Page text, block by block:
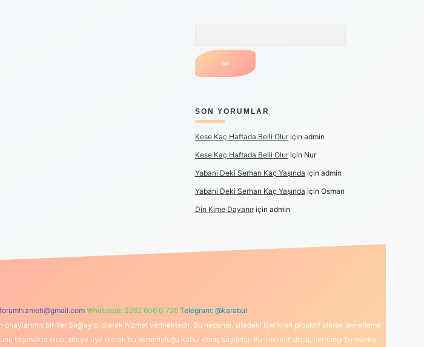
SON YORUMLAR
Kese Kaç Haftada Belli Oluriçin admin
Kese Kaç Haftada Belli Oluriçin Nur
Yabani Deki Serhan Kaç Yaşında için admin
Yabani Deki Serhan Kaç Yaşında için Osman
Din Kime Dayanıriçin admin
forumhizmeti@gmail.com Whatsapp: 0262 606 0 726 Telegram: @karabul
bir Yer Sağlayıcı olarak hizmet vermektedir. Bu nedenle, sitedeki içerikleri proaktif olarak denetleme
taşımakta olup, siteye üye olarak bu sorumluluğu kabul etmiş sayılırlar. Bu internet sitesi, herhangi bir marka,